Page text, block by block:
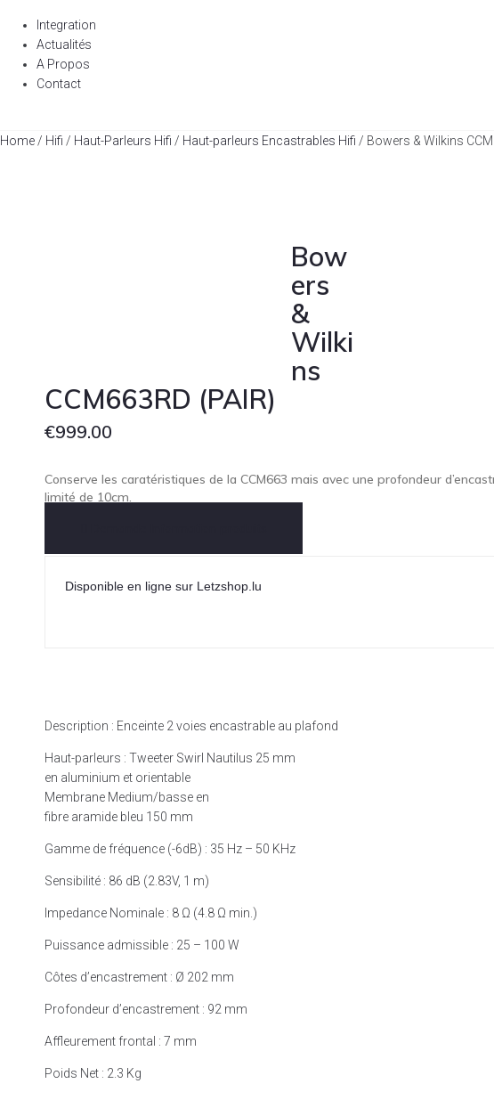
Integration
Actualités
A Propos
Contact
Home / Hifi / Haut-Parleurs Hifi / Haut-parleurs Encastrables Hifi / Bowers & Wilkins
Bow
ers
&
Wilki
ns
CCM663RD (PAIR)
€999.00
Conserve les caratéristiques de la CCM663 mais avec une profondeur
limité de 10cm.
Disponible en ligne sur Letzshop.lu
Description : Enceinte 2 voies encastrable au plafond
Haut-parleurs : Tweeter Swirl Nautilus 25 mm
en aluminium et orientable
Membrane Medium/basse en
fibre aramide bleu 150 mm
Gamme de fréquence (-6dB) : 35 Hz – 50 KHz
Sensibilité : 86 dB (2.83V, 1 m)
Impedance Nominale : 8 Ω (4.8 Ω min.)
Puissance admissible : 25 – 100 W
Côtes d’encastrement : Ø 202 mm
Profondeur d’encastrement : 92 mm
Affleurement frontal : 7 mm
Poids Net : 2.3 Kg